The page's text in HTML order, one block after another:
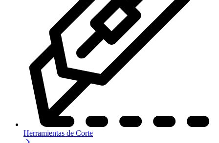
Herramientas de Corte